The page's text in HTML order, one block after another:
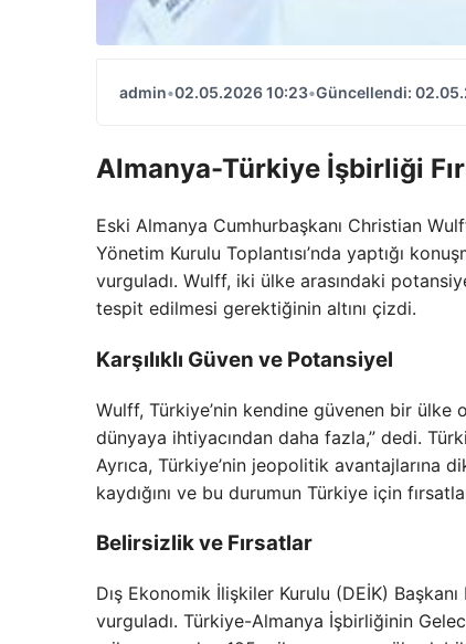
admin•02.05.2026 10:23•Güncellendi:
Almanya-Türkiye İşbirliği
Eski Almanya Cumhurbaşkanı Christian
Yönetim Kurulu Toplantısı’nda yaptığı
vurguladı. Wulff, iki ülke arasındaki
tespit edilmesi gerektiğinin altını çizdi.
Karşılıklı Güven ve Potansiyel
Wulff, Türkiye’nin kendine güvenen bir ülke
dünyaya ihtiyacından daha fazla,” dedi.
Ayrıca, Türkiye’nin jeopolitik avantajlarına
kaydığını ve bu durumun Türkiye için
Belirsizlik ve Fırsatlar
Dış Ekonomik İlişkiler Kurulu (DEİK)
vurguladı. Türkiye-Almanya İşbirliğinin